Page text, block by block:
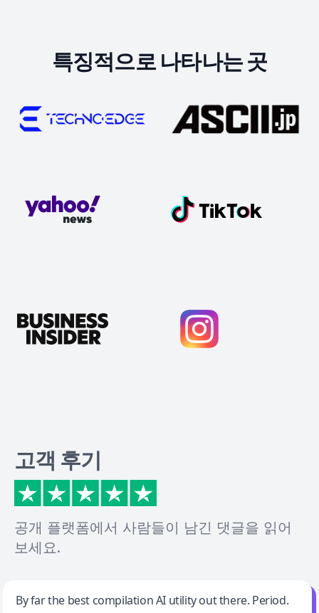
특징적으로 나타나는 곳
고객 후기
공개 플랫폼에서 사람들이 남긴 댓글을 읽어
보세요.
Jeff Wilson
By far the best compilation AI utility out there. Period.